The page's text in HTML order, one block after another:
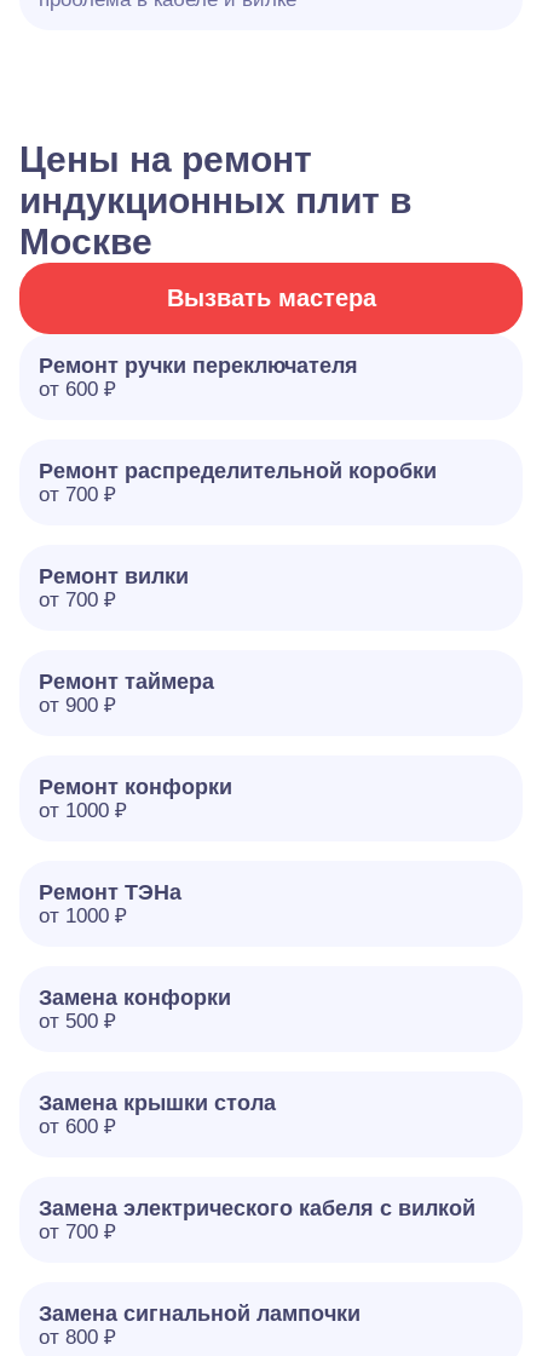
Цены на ремонт
индукционных плит в
Москве
Вызвать мастера
Ремонт ручки переключателя
от 600 ₽
Ремонт распределительной коробки
от 700 ₽
Ремонт вилки
от 700 ₽
Ремонт таймера
от 900 ₽
Ремонт конфорки
от 1000 ₽
Ремонт ТЭНа
от 1000 ₽
Замена конфорки
от 500 ₽
Замена крышки стола
от 600 ₽
Замена электрического кабеля с вилкой
от 700 ₽
Замена сигнальной лампочки
от 800 ₽